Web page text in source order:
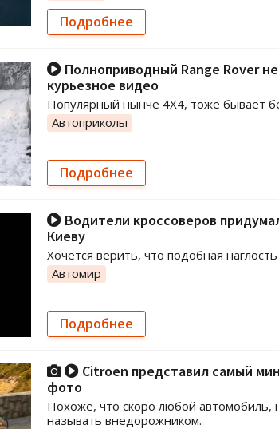
Подробнее
Полноприводный Range Rover
курьезное видео
Популярный нынче 4Х4, тоже бывает
Автоприколы
Подробнее
Водители кроссоверов
Киеву
Хочется верить, что подобная
Автомир
Подробнее
Citroen представил самый
фото
Похоже, что скоро любой автомобиль,
называть внедорожником.